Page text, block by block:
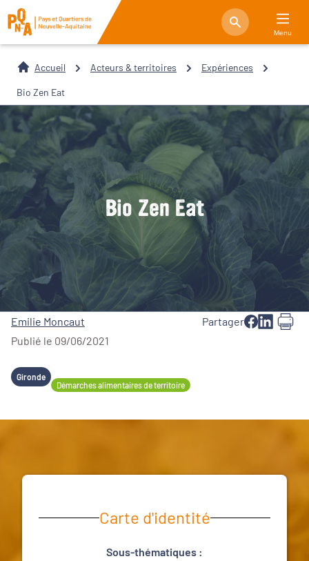
Menu
Accueil Acteurs & territoires Expériences
Bio Zen Eat
Bio Zen Eat
Emilie Moncaut
Publié le 09/06/2021
Partager
Gironde
Démarches alimentaires de territoire
Carte d'identité
Sous-thématiques :